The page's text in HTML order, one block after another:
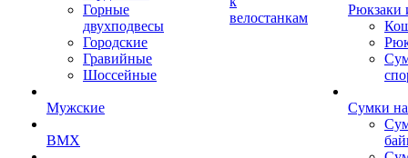
Горные
двухподвесы
Городские
Гравийные
Шоссейные
Мужские
BMX
велостанкам
Рюкзаки
Сумки